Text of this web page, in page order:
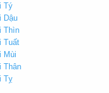
Tý
Dậu
Thìn
Tuất
Mùi
Thân
Tỵ